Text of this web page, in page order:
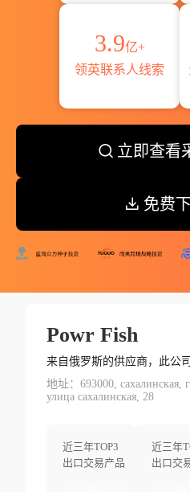
3.9亿+
领英联系人线索
立即查看
免费
Powr Fish
来自俄罗斯的供应商，此公
地址：693000, сахалинская,
улица сахалинская, 28
近三年TOP3
出口交易产品
近三年
出口交